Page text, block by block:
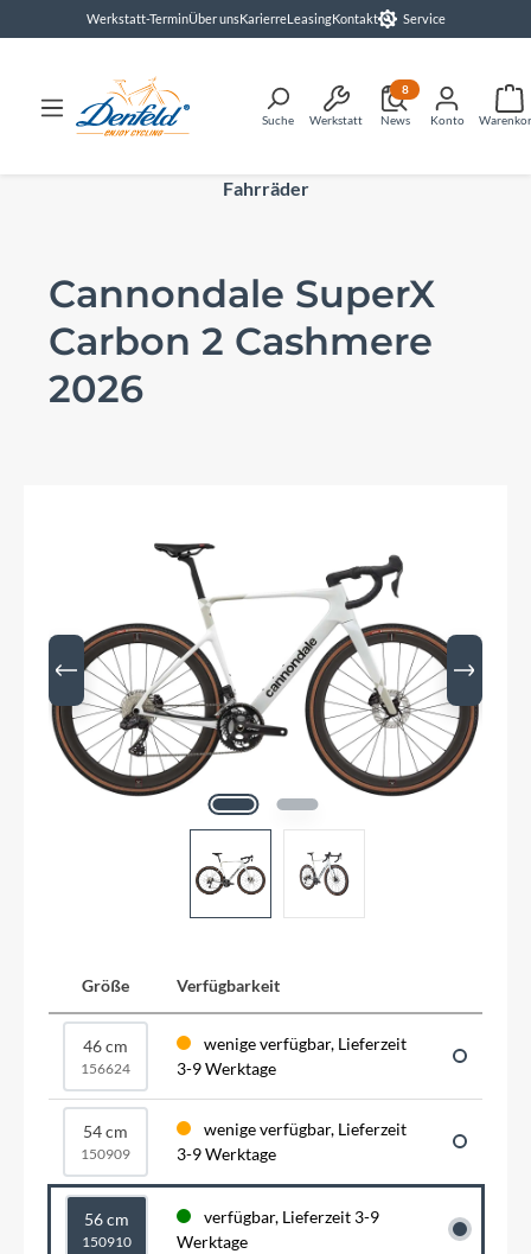
springenWerkstatt-TerminÜber unsKarierreLeasingKontakt Service
Suche Werkstatt News
8
Konto
Fahrräder
Cannondale SuperX
Carbon 2 Cashmere
2026
Größe Verfügbarkeit
46 cm
156624
wenige verfügbar, Lieferzeit
3-9 Werktage
54 cm
150909
wenige verfügbar, Lieferzeit
3-9 Werktage
56 cm
150910
verfügbar, Lieferzeit 3-9
Werktage